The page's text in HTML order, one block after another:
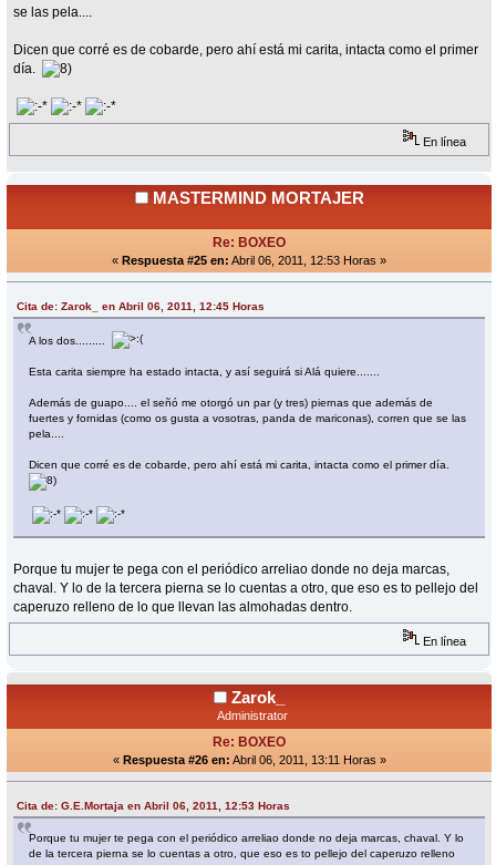
se las pela....
Dicen que corré es de cobarde, pero ahí está mi carita, intacta como el primer
día.
En línea
MASTERMIND MORTAJER
Re: BOXEO
« Respuesta #25 en: Abril 06, 2011, 12:53 Horas »
Cita de: Zarok_ en Abril 06, 2011, 12:45 Horas
A los dos.........
Esta carita siempre ha estado intacta, y así seguirá si Alá quiere.......
Además de guapo.... el señó me otorgó un par (y tres) piernas que además de
fuertes y fornidas (como os gusta a vosotras, panda de mariconas), corren que se las
pela....
Dicen que corré es de cobarde, pero ahí está mi carita, intacta como el primer día.
Porque tu mujer te pega con el periódico arreliao donde no deja marcas,
chaval. Y lo de la tercera pierna se lo cuentas a otro, que eso es to pellejo del
caperuzo relleno de lo que llevan las almohadas dentro.
En línea
Zarok_
Administrator
Re: BOXEO
« Respuesta #26 en: Abril 06, 2011, 13:11 Horas »
Cita de: G.E.Mortaja en Abril 06, 2011, 12:53 Horas
Porque tu mujer te pega con el periódico arreliao donde no deja marcas, chaval. Y lo
de la tercera pierna se lo cuentas a otro, que eso es to pellejo del caperuzo relleno